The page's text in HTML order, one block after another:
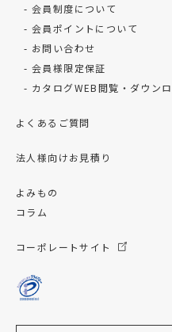
会員制度について
会員ポイントについて
お問い合わせ
会員様限定保証
カタログWEB閲覧・ダウン
よくあるご質問
法人様向けお見積り
よみもの
コラム
コーポレートサイト